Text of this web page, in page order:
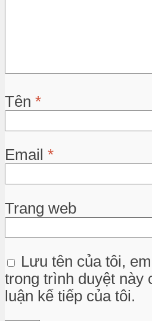
Tên *
Email *
Trang web
Lưu tên của tôi,
trong trình duyệt này
luận kế tiếp của tôi.